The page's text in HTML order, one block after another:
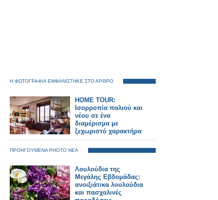
Η ΦΩΤΟΓΡΑΦΙΑ ΕΜΦΑΝΙΣΤΗΚΕ ΣΤΟ ΑΡΘΡΟ
HOME TOUR:
Ισορροπία παλιού και
νέου σε ένα
διαμέρισμα με
ξεχωριστό χαρακτήρα
ΠΡΟΗΓΟΥΜΕΝΑ PHOTO ΝΕΑ
Λουλούδια της
Μεγάλης Εβδομάδας:
ανοιξιάτικα λουλούδια
και πασχαλινές